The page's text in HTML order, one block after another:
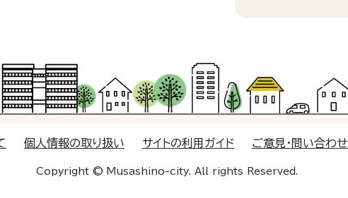
個人情報の取り扱い サイトの利用ガイド ご意見・問い合わせ
Copyright © Musashino-city. All rights Reserved.